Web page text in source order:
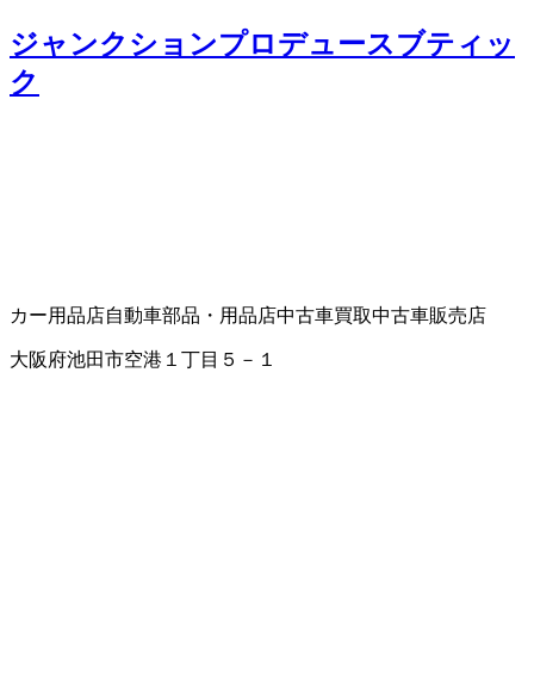
ジャンクションプロデュースブティッ
ク
カー用品店自動車部品・用品店中古車買取中古車販売店
大阪府池田市空港１丁目５－１